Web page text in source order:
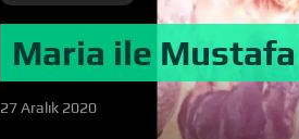
Maria ile
27 Aralık 2020